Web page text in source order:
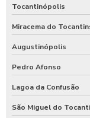
Tocantinópolis
Miracema do
Augustinópolis
Pedro Afonso
Lagoa da Confusão
São Miguel do